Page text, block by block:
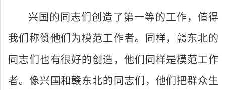
兴国的同志们创造了第一等的工作，值得
我们称赞他们为模范工作者。同样，赣东北的
同志们也有很好的创造，他们同样是模范工作
者。像兴国和赣东北的同志们，他们把群众生